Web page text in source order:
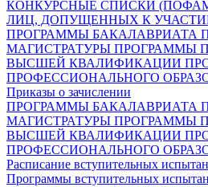
КОНКУРСНЫЕ СПИСКИ
ЛИЦ, ДОПУЩЕННЫХ К
ПРОГРАММЫ БАКАЛАВРИАТА
МАГИСТРАТУРЫ ПРОГРАММЫ
ВЫСШЕЙ КВАЛИФИКАЦИИ
ПРОФЕССИОНАЛЬНОГО
Приказы о зачислении
ПРОГРАММЫ БАКАЛАВРИАТА
МАГИСТРАТУРЫ ПРОГРАММЫ
ВЫСШЕЙ КВАЛИФИКАЦИИ
ПРОФЕССИОНАЛЬНОГО
Расписание вступительных
Программы вступительных